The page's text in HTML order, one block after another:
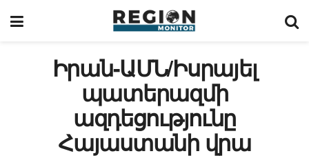
Իրան-ԱՄՆ/Իսրայել
պատերազմի
ազդեցությունը
Հայաստանի վրա